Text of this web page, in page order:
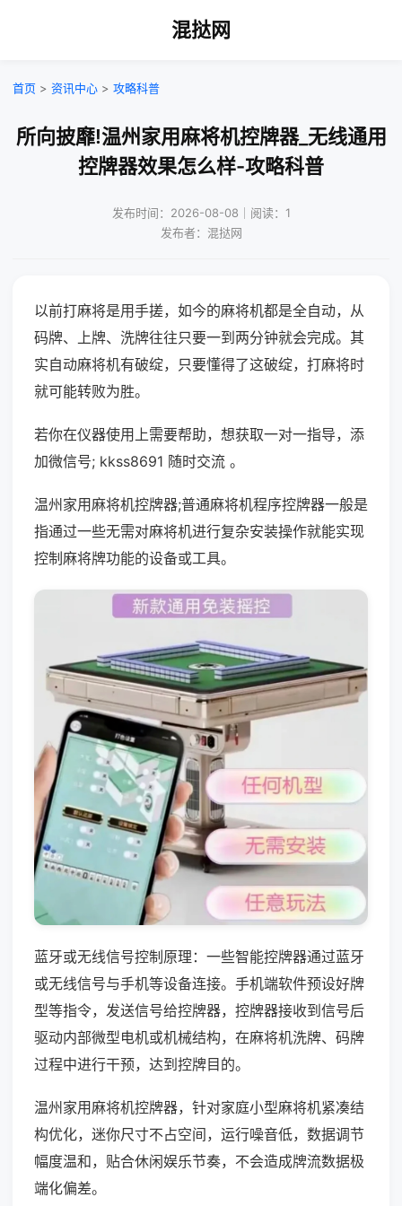
混挞网
首页 > 资讯中心 > 攻略科普
所向披靡!温州家用麻将机控牌器_无线通用
控牌器效果怎么样-攻略科普
发布时间：2026-08-08｜阅读：1
发布者：混挞网
以前打麻将是用手搓，如今的麻将机都是全自动，从
码牌、上牌、洗牌往往只要一到两分钟就会完成。其
实自动麻将机有破绽，只要懂得了这破绽，打麻将时
就可能转败为胜。
若你在仪器使用上需要帮助，想获取一对一指导，添
加微信号; kkss8691 随时交流 。
温州家用麻将机控牌器;普通麻将机程序控牌器一般是
指通过一些无需对麻将机进行复杂安装操作就能实现
控制麻将牌功能的设备或工具。
蓝牙或无线信号控制原理：一些智能控牌器通过蓝牙
或无线信号与手机等设备连接。手机端软件预设好牌
型等指令，发送信号给控牌器，控牌器接收到信号后
驱动内部微型电机或机械结构，在麻将机洗牌、码牌
过程中进行干预，达到控牌目的。
温州家用麻将机控牌器，针对家庭小型麻将机紧凑结
构优化，迷你尺寸不占空间，运行噪音低，数据调节
幅度温和，贴合休闲娱乐节奏，不会造成牌流数据极
端化偏差。